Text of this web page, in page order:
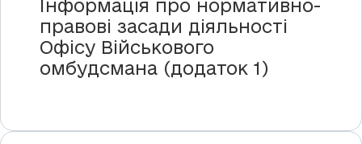
Інформація про нормативно-
правові засади діяльності
Офісу Військового
омбудсмана (додаток 1)